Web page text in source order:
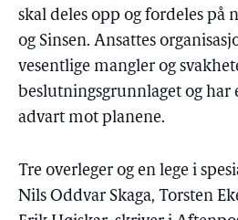
skal deles opp og fordeles på
og Sinsen. Ansattes
vesentlige mangler og
beslutningsgrunnlaget og har
advart mot planene.
Tre overleger og en lege i
Nils Oddvar Skaga, Torsten